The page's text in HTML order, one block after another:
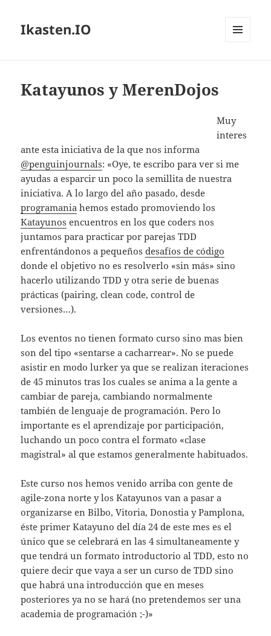
Ikasten.IO
Katayunos y MerenDojos
Muy
interes
ante esta iniciativa de la que nos informa
@penguinjournals: «Oye, te escribo para ver si me
ayudas a esparcir un poco la semillita de nuestra
iniciativa. A lo largo del año pasado, desde
programania hemos estado promoviendo los
Katayunos encuentros en los que coders nos
juntamos para practicar por parejas TDD
enfrentándonos a pequeñosdesafíos de código
donde el objetivo no es resolverlo «sin más» sino
hacerlo utilizando TDD y otra serie de buenas
prácticas (pairing, clean code, control de
versiones…).
Los eventos no tienen formato curso sino mas bien
son del tipo «sentarse a cacharrear». No se puede
asistir en modo lurker ya que se realizan iteraciones
de 45 minutos tras los cuales se anima a la gente a
cambiar de pareja, cambiando normalmente
también de lenguaje de programación. Pero lo
importante es el aprendizaje por participación,
luchando un poco contra el formato «clase
magistral» al que estamos generalmente habituados.
Este curso nos hemos venido arriba con gente de
agile-zona norte y los Katayunos van a pasar a
organizarse en Bilbo, Vitoria, Donostia y Pamplona,
éste primer Katayuno del día 24 de este mes es el
único que se celebrará en las 4 simultaneamente y
que tendrá un formato introductorio al TDD, esto no
quiere decir que vaya a ser un curso de TDD sino
que habrá una introducción que en meses
posteriores ya no se hará (no pretendemos ser una
academia de programación ;-)»